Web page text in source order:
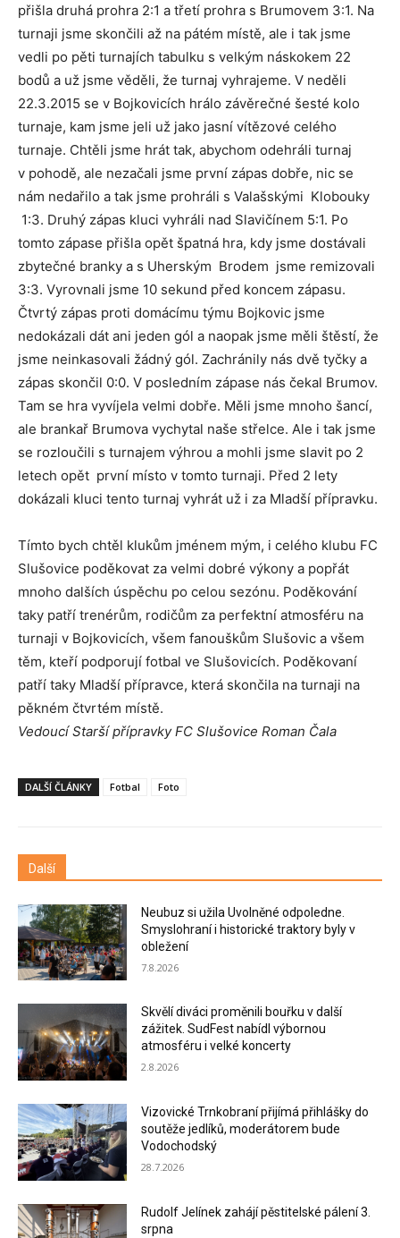
přišla druhá prohra 2:1 a třetí prohra s Brumovem 3:1. Na
turnaji jsme skončili až na pátém místě, ale i tak jsme
vedli po pěti turnajích tabulku s velkým náskokem 22
bodů a už jsme věděli, že turnaj vyhrajeme. V neděli
22.3.2015 se v Bojkovicích hrálo závěrečné šesté kolo
turnaje, kam jsme jeli už jako jasní vítězové celého
turnaje. Chtěli jsme hrát tak, abychom odehráli turnaj
v pohodě, ale nezačali jsme první zápas dobře, nic se
nám nedařilo a tak jsme prohráli s Valašskými Klobouky
1:3. Druhý zápas kluci vyhráli nad Slavičínem 5:1. Po
tomto zápase přišla opět špatná hra, kdy jsme dostávali
zbytečné branky a s Uherským Brodem jsme remizovali
3:3. Vyrovnali jsme 10 sekund před koncem zápasu.
Čtvrtý zápas proti domácímu týmu Bojkovic jsme
nedokázali dát ani jeden gól a naopak jsme měli štěstí, že
jsme neinkasovali žádný gól. Zachránily nás dvě tyčky a
zápas skončil 0:0. V posledním zápase nás čekal Brumov.
Tam se hra vyvíjela velmi dobře. Měli jsme mnoho šancí,
ale brankař Brumova vychytal naše střelce. Ale i tak jsme
se rozloučili s turnajem výhrou a mohli jsme slavit po 2
letech opět první místo v tomto turnaji. Před 2 lety
dokázali kluci tento turnaj vyhrát už i za Mladší přípravku.
Tímto bych chtěl klukům jménem mým, i celého klubu FC
Slušovice poděkovat za velmi dobré výkony a popřát
mnoho dalších úspěchu po celou sezónu. Poděkování
taky patří trenérům, rodičům za perfektní atmosféru na
turnaji v Bojkovicích, všem fanouškům Slušovic a všem
těm, kteří podporují fotbal ve Slušovicích. Poděkovaní
patří taky Mladší přípravce, která skončila na turnaji na
pěkném čtvrtém místě.
Vedoucí Starší přípravky FC Slušovice Roman Čala
DALŠÍ ČLÁNKY Fotbal Foto
Další
Neubuz si užila Uvolněné odpoledne.
Smyslohraní i historické traktory byly v
obležení
7.8.2026
Skvělí diváci proměnili bouřku v další
zážitek. SudFest nabídl výbornou
atmosféru i velké koncerty
2.8.2026
Vizovické Trnkobraní přijímá přihlášky do
soutěže jedlíků, moderátorem bude
Vodochodský
28.7.2026
Rudolf Jelínek zahájí pěstitelské pálení 3.
srpna